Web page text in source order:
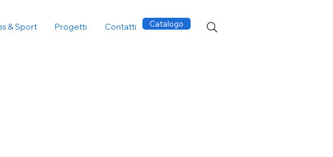
Catalogo
& Sport Progetti Contatti